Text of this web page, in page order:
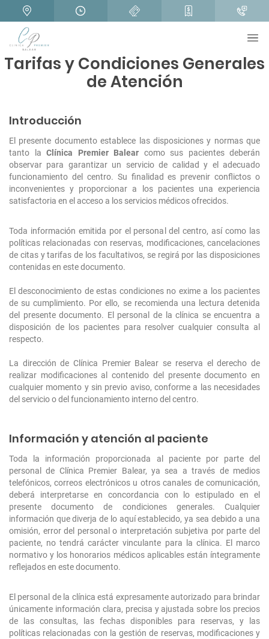
Tarifas y Condiciones Generales
de Atención
Introducción
El presente documento establece las disposiciones y normas que
tanto la Clínica Premier Balear como sus pacientes deberán
observar para garantizar un servicio de calidad y el adecuado
funcionamiento del centro. Su finalidad es prevenir conflictos o
inconvenientes y proporcionar a los pacientes una experiencia
satisfactoria en el acceso a los servicios médicos ofrecidos.
Toda información emitida por el personal del centro, así como las
políticas relacionadas con reservas, modificaciones, cancelaciones
de citas y tarifas de los facultativos, se regirá por las disposiciones
contenidas en este documento.
El desconocimiento de estas condiciones no exime a los pacientes
de su cumplimiento. Por ello, se recomienda una lectura detenida
del presente documento. El personal de la clínica se encuentra a
disposición de los pacientes para resolver cualquier consulta al
respecto.
La dirección de Clínica Premier Balear se reserva el derecho de
realizar modificaciones al contenido del presente documento en
cualquier momento y sin previo aviso, conforme a las necesidades
del servicio o del funcionamiento interno del centro.
Información y atención al paciente
Toda la información proporcionada al paciente por parte del
personal de Clínica Premier Balear, ya sea a través de medios
telefónicos, correos electrónicos u otros canales de comunicación,
deberá interpretarse en concordancia con lo estipulado en el
presente documento de condiciones generales. Cualquier
información que diverja de lo aquí establecido, ya sea debido a una
omisión, error del personal o interpretación subjetiva por parte del
paciente, no tendrá carácter vinculante para la clínica. El marco
normativo y los honorarios médicos aplicables están íntegramente
reflejados en este documento.
El personal de la clínica está expresamente autorizado para brindar
únicamente información clara, precisa y ajustada sobre los precios
de las consultas, las fechas disponibles para reservas, y las
políticas relacionadas con la gestión de reservas, modificaciones y